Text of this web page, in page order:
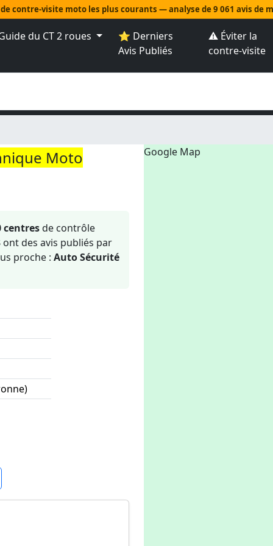
contre-visite moto les plus courants — analyse de 9 061 avis de
du CT 2 roues
⭐ Derniers
Avis Publiés
⚠️ Éviter la
contre-visite
Moto
centresde contrôle
ont des avis publiés par
proche : Auto Sécurité
Google Map